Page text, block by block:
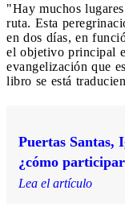
"Hay muchos
ruta. Esta
en dos días, en
el objetivo principal
evangelización que
libro se está
Puertas Santas,
¿cómo
Lea el artículo